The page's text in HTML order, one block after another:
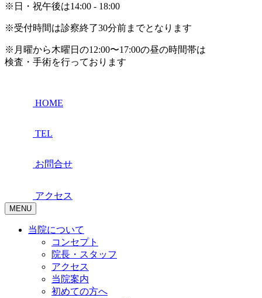
※日・祝午後は14:00 - 18:00
※受付時間は診察終了30分前までとなります
※月曜から木曜日の12:00〜17:00の昼の時間帯は
検査・手術を行っております
HOME
TEL
お問合せ
アクセス
MENU
当院について
コンセプト
院長・スタッフ
アクセス
当院案内
初めての方へ